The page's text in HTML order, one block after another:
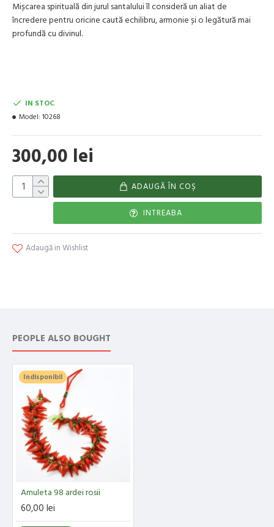
Mișcarea spirituală din jurul santalului îl consideră un aliat de
încredere pentru oricine caută echilibru, armonie și o legătură mai
profundă cu divinul.
300,00 lei
IN STOC
Model: 10268
ADAUGĂ ÎN COŞ
INTREABA
Adaugă in Wishlist
PEOPLE ALSO BOUGHT
Indisponibil
Amuleta 98 ardei rosii
60,00 lei